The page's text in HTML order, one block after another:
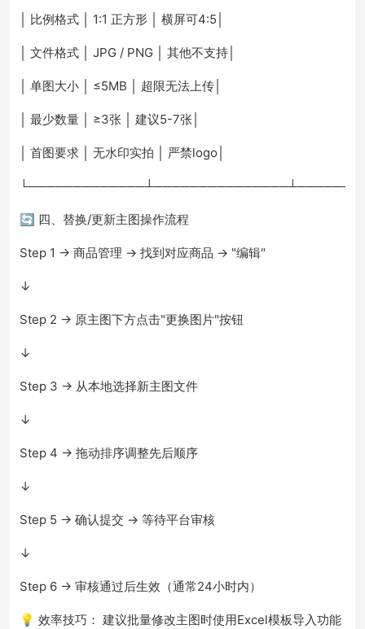
│ 比例格式 │ 1:1 正方形 │ 横屏可4:5│
│ 文件格式 │ JPG / PNG │ 其他不支持│
│ 单图大小 │ ≤5MB │ 超限无法上传│
│ 最少数量 │ ≥3张 │ 建议5-7张│
│ 首图要求 │ 无水印实拍 │ 严禁logo│
🔄 四、替换/更新主图操作流程
Step 1 → 商品管理 → 找到对应商品 → "编辑"
↓
Step 2 → 原主图下方点击"更换图片"按钮
↓
Step 3 → 从本地选择新主图文件
↓
Step 4 → 拖动排序调整先后顺序
↓
Step 5 → 确认提交 → 等待平台审核
↓
Step 6 → 审核通过后生效（通常24小时内）
💡 效率技巧： 建议批量修改主图时使用Excel模板导入功能